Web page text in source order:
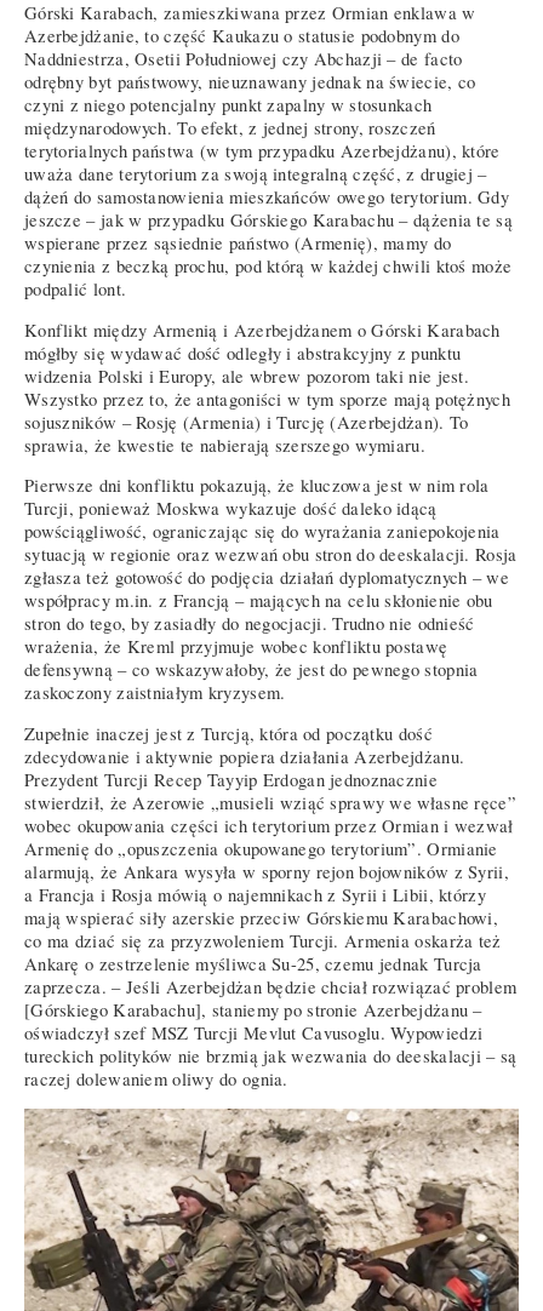
Górski Karabach, zamieszkiwana przez Ormian enklawa w
Azerbejdżanie, to część Kaukazu o statusie podobnym do
Naddniestrza, Osetii Południowej czy Abchazji – de facto
odrębny byt państwowy, nieuznawany jednak na świecie, co
czyni z niego potencjalny punkt zapalny w stosunkach
międzynarodowych. To efekt, z jednej strony, roszczeń
terytorialnych państwa (w tym przypadku Azerbejdżanu), które
uważa dane terytorium za swoją integralną część, z drugiej –
dążeń do samostanowienia mieszkańców owego terytorium. Gdy
jeszcze – jak w przypadku Górskiego Karabachu – dążenia te są
wspierane przez sąsiednie państwo (Armenię), mamy do
czynienia z beczką prochu, pod którą w każdej chwili ktoś może
podpalić lont.
Konflikt między Armenią i Azerbejdżanem o Górski Karabach
mógłby się wydawać dość odległy i abstrakcyjny z punktu
widzenia Polski i Europy, ale wbrew pozorom taki nie jest.
Wszystko przez to, że antagoniści w tym sporze mają potężnych
sojuszników – Rosję (Armenia) i Turcję (Azerbejdżan). To
sprawia, że kwestie te nabierają szerszego wymiaru.
Pierwsze dni konfliktu pokazują, że kluczowa jest w nim rola
Turcji, ponieważ Moskwa wykazuje dość daleko idącą
powściągliwość, ograniczając się do wyrażania zaniepokojenia
sytuacją w regionie oraz wezwań obu stron do deeskalacji. Rosja
zgłasza też gotowość do podjęcia działań dyplomatycznych – we
współpracy m.in. z Francją – mających na celu skłonienie obu
stron do tego, by zasiadły do negocjacji. Trudno nie odnieść
wrażenia, że Kreml przyjmuje wobec konfliktu postawę
defensywną – co wskazywałoby, że jest do pewnego stopnia
zaskoczony zaistniałym kryzysem.
Zupełnie inaczej jest z Turcją, która od początku dość
zdecydowanie i aktywnie popiera działania Azerbejdżanu.
Prezydent Turcji Recep Tayyip Erdogan jednoznacznie
stwierdził, że Azerowie „musieli wziąć sprawy we własne ręce”
wobec okupowania części ich terytorium przez Ormian i wezwał
Armenię do „opuszczenia okupowanego terytorium”. Ormianie
alarmują, że Ankara wysyła w sporny rejon bojowników z Syrii,
a Francja i Rosja mówią o najemnikach z Syrii i Libii, którzy
mają wspierać siły azerskie przeciw Górskiemu Karabachowi,
co ma dziać się za przyzwoleniem Turcji. Armenia oskarża też
Ankarę o zestrzelenie myśliwca Su-25, czemu jednak Turcja
zaprzecza. – Jeśli Azerbejdżan będzie chciał rozwiązać problem
[Górskiego Karabachu], staniemy po stronie Azerbejdżanu –
oświadczył szef MSZ Turcji Mevlut Cavusoglu. Wypowiedzi
tureckich polityków nie brzmią jak wezwania do deeskalacji – są
raczej dolewaniem oliwy do ognia.